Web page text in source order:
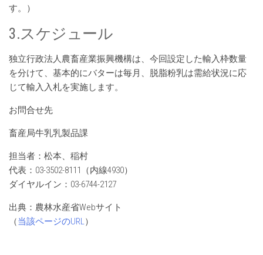
す。）
3.スケジュール
独立行政法人農畜産業振興機構は、今回設定した輸入枠数量
を分けて、基本的にバターは毎月、脱脂粉乳は需給状況に応
じて輸入入札を実施します。
お問合せ先
畜産局牛乳乳製品課
担当者：松本、稲村
代表：03-3502-8111（内線4930）
ダイヤルイン：03-6744-2127
出典：農林水産省Webサイト
（当該ページのURL）